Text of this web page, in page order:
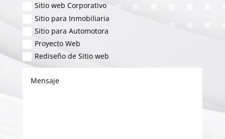
Sitio web Corporativo
Sitio para Inmobiliaria
Sitio para Automotora
Proyecto Web
Rediseño de Sitio web